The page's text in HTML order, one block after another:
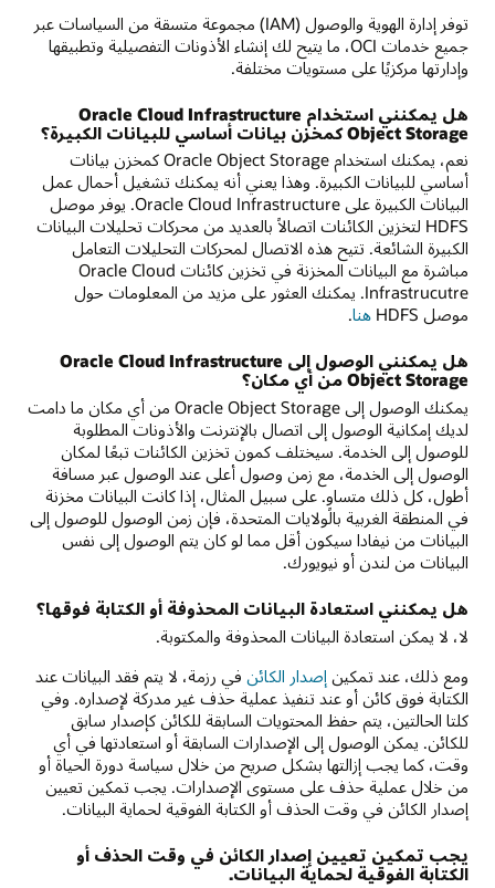
توفر إدارة الهوية والوصول (IAM) مجموعة متسقة من السياسات عبر
جميع خدمات OCI، ما يتيح لك إنشاء الأذونات التفصيلية وتطبيقها
وإدارتها مركزيًا على مستويات مختلفة.
هل يمكنني استخدام Oracle Cloud Infrastructure
Object Storage كمخزن بيانات أساسي للبيانات الكبيرة؟
نعم، يمكنك استخدام Oracle Object Storage كمخزن بيانات
أساسي للبيانات الكبيرة. وهذا يعني أنه يمكنك تشغيل أحمال عمل
البيانات الكبيرة على Oracle Cloud Infrastructure. يوفر موصل
HDFS لتخزين الكائنات اتصالاً بالعديد من محركات تحليلات البيانات
الكبيرة الشائعة. تتيح هذه الاتصال لمحركات التحليلات التعامل
مباشرة مع البيانات المخزنة في تخزين كائنات Oracle Cloud
Infrastrucutre. يمكنك العثور على مزيد من المعلومات حول
موصل HDFS
هنا.
هل يمكنني الوصول إلى Oracle Cloud Infrastructure
Object Storage من أي مكان؟
يمكنك الوصول إلى Oracle Object Storage من أي مكان ما دامت
لديك إمكانية الوصول إلى اتصال بالإنترنت والأذونات المطلوبة
للوصول إلى الخدمة. سيختلف كمون تخزين الكائنات تبعًا لمكان
الوصول إلى الخدمة، مع زمن وصول أعلى عند الوصول عبر مسافة
أطول، كل ذلك متساوٍ. على سبيل المثال، إذا كانت البيانات مخزنة
في المنطقة الغربية بالولايات المتحدة، فإن زمن الوصول للوصول إلى
البيانات من نيفادا سيكون أقل مما لو كان يتم الوصول إلى نفس
البيانات من لندن أو نيويورك.
هل يمكنني استعادة البيانات المحذوفة أو الكتابة فوقها؟
لا، لا يمكن استعادة البيانات المحذوفة والمكتوبة.
ومع ذلك، عند تمكين إصدار الكائن في رزمة، لا يتم فقد البيانات عند
الكتابة فوق كائن أو عند تنفيذ عملية حذف غير مدركة لإصداره. وفي
كلتا الحالتين، يتم حفظ المحتويات السابقة للكائن كإصدار سابق
للكائن. يمكن الوصول إلى الإصدارات السابقة أو استعادتها في أي
وقت، كما يجب إزالتها بشكل صريح من خلال سياسة دورة الحياة أو
من خلال عملية حذف على مستوى الإصدارات. يجب تمكين تعيين
إصدار الكائن في وقت الحذف أو الكتابة الفوقية لحماية البيانات.
يجب تمكين تعيين إصدار الكائن في وقت الحذف أو
الكتابة الفوقية لحماية البيانات.